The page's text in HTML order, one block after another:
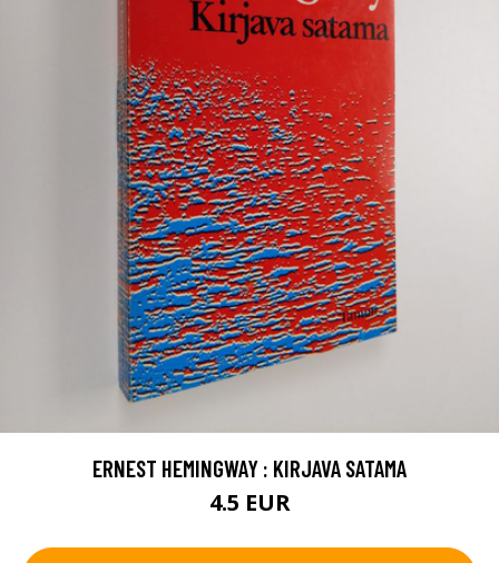
ERNEST HEMINGWAY : KIRJAVA SATAMA
4.5 EUR